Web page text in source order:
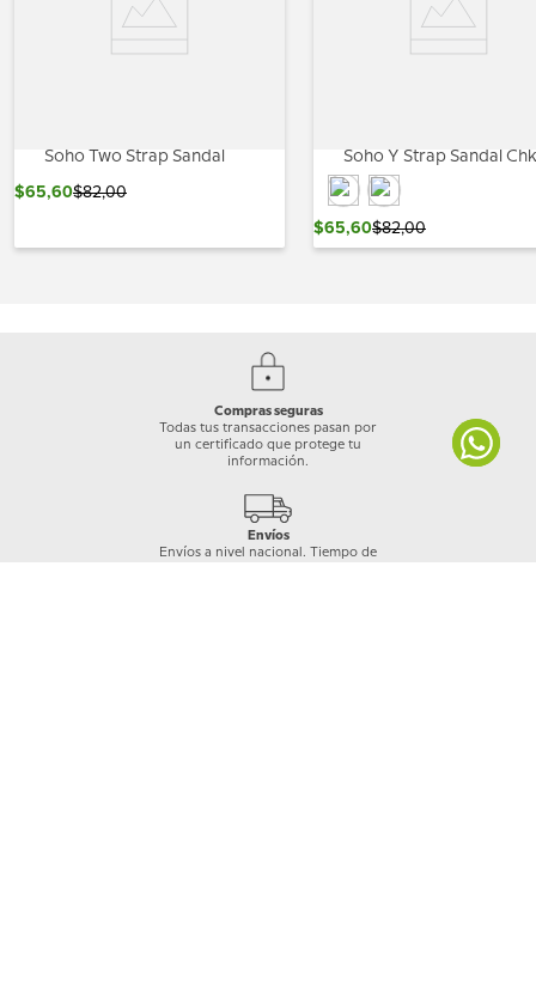
Soho Two Strap Sandal
$65,60$82,00
Soho Y Strap Sandal Chk
$65,60$82,00
Compras seguras
Todas tus transacciones pasan por
un certificado que protege tu
información.
Envíos
Envíos a nivel nacional. Tiempo de